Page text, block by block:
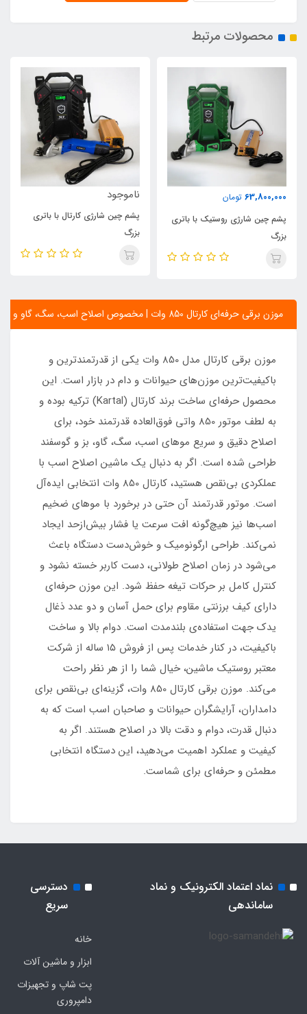
محصولات مرتبط
ناموجود
پشم چین شارژی کارتال با باتری
27,500,000
پشم چین شارژی روستیک
موزن برقی حرفه‌ای کارتال 850 وات | مخصوص اصلاح اسب، سگ، گاو و بز
موزن برقی کارتال مدل 850 وات یکی از قدرتمندترین و
باکیفیت‌ترین موزن‌های حیوانات و دام در بازار است. این
محصول حرفه‌ای ساخت برند کارتال (Kartal) ترکیه بوده و
به لطف موتور 850 واتی فوق‌العاده قدرتمند خود، برای
اصلاح دقیق و سریع موهای اسب، سگ، گاو، بز و گوسفند
طراحی شده است. اگر به دنبال یک ماشین اصلاح اسب با
عملکردی بی‌نقص هستید، کارتال 850 وات انتخابی ایده‌آل
است. موتور قدرتمند آن حتی در برخورد با موهای ضخیم
اسب‌ها نیز هیچ‌گونه افت سرعت یا فشار بیش‌ازحد ایجاد
نمی‌کند. طراحی ارگونومیک و خوش‌دست دستگاه باعث
می‌شود در زمان اصلاح طولانی، دست کاربر خسته نشود و
کنترل کامل بر حرکات تیغه حفظ شود. این موزن حرفه‌ای
دارای کیف برزنتی مقاوم برای حمل آسان و دو عدد ذغال
یدک جهت استفاده‌ی بلندمدت است. دوام بالا و ساخت
باکیفیت، در کنار خدمات پس از فروش ۱۵ ساله از شرکت
معتبر روستیک ماشین، خیال شما را از هر نظر راحت
می‌کند. موزن برقی کارتال 850 وات، گزینه‌ای بی‌نقص برای
دامداران، آرایشگران حیوانات و صاحبان اسب است که به
دنبال قدرت، دوام و دقت بالا در اصلاح هستند. اگر به
کیفیت و عملکرد اهمیت می‌دهید، این دستگاه انتخابی
مطمئن و حرفه‌ای برای شماست.
نماد اعتماد الکترونیک و نماد
ساماندهی
دسترسی
سریع
خانه
ابزار و ماشین آلات
پت شاپ و تجهیزات
دامپروری